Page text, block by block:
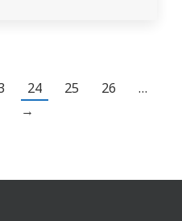
кеңінен
белсенділік
24 25 26
…
→